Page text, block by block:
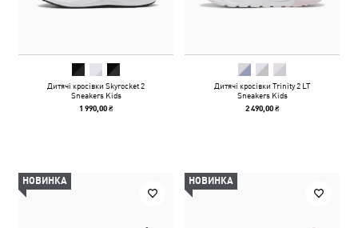
Дитячі кросівки Skyrocket 2
Sneakers Kids
1 990,00 ₴
Дитячі кросівки Trinity 2 LT
Sneakers Kids
2 490,00 ₴
НОВИНКА НОВИНКА